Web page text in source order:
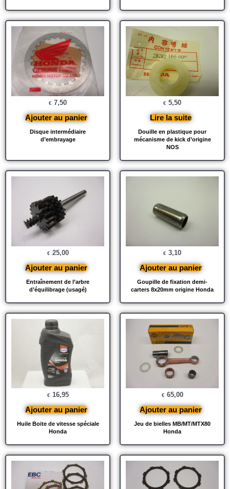
Disque intermédiaire
d’embrayage
€ 7,50
Ajouter au panier
Douille en plastique pour
mécanisme de kick d’origine
NOS
€ 5,50
Lire la suite
Entraînement de l’arbre
d’équilibrage (usagé)
€ 25,00
Ajouter au panier
Goupille de fixation demi-
carters 8x20mm origine Honda
€ 3,10
Ajouter au panier
Huile Boite de vitesse spéciale
Honda
€ 16,95
Ajouter au panier
Jeu de bielles MB/MT/MTX80
Honda
€ 65,00
Ajouter au panier